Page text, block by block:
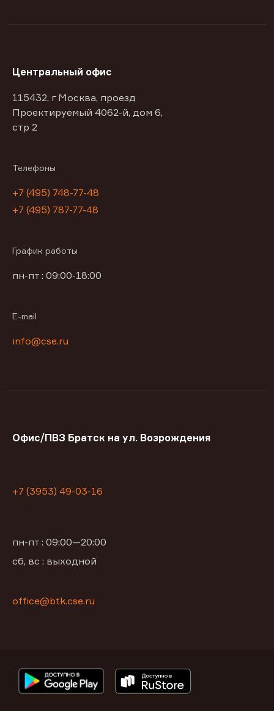
Центральный офис
115432, г Москва, проезд
Проектируемый 4062-й, дом 6,
стр 2
Телефоны
+7 (495) 748-77-48
+7 (495) 787-77-48
График работы
пн-пт : 09:00-18:00
E-mail
info@cse.ru
Офис/ПВЗ Братск на ул. Возрождения
+7 (3953) 49-03-16
пн-пт : 09:00—20:00
сб, вс : выходной
office@btk.cse.ru